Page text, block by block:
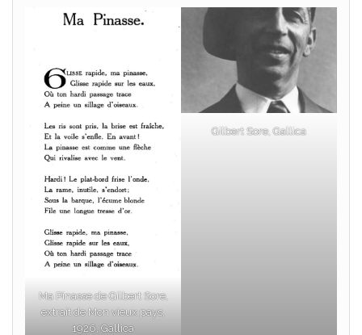
Ma Pinasse de Gilbert Sore,
extrait de Mon vieux pays,
1926, Gallica
Gilbert Sore, Gallica